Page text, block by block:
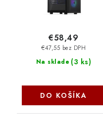
Na sklade (3 ks)
€47,55 bez DPH
€58,49
DO KOŠÍKA